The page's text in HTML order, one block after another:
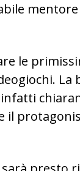
le
La
il